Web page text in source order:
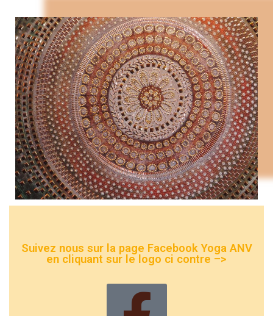
Suivez nous sur la page Facebook Yoga ANV
en cliquant sur le logo ci contre –>